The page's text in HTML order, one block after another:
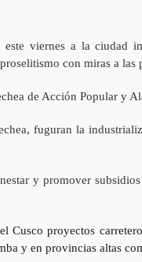
este viernes a la
con miras a las
de Acción Popular y
fuguran la
y promover
Cusco proyectos
y en provincias altas